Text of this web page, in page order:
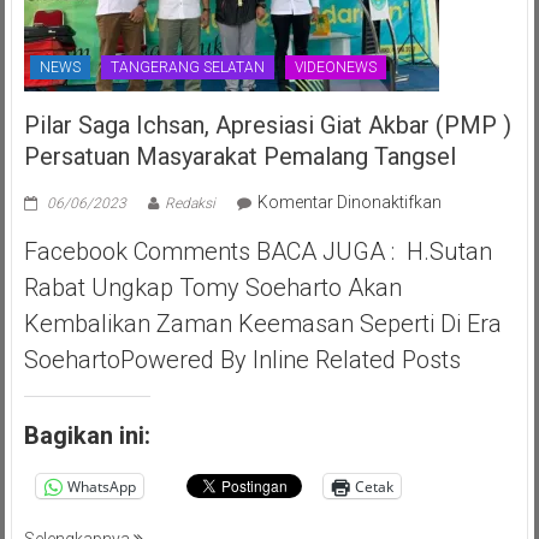
NEWS TANGERANG SELATAN VIDEONEWS
Pilar Saga Ichsan, Apresiasi Giat Akbar (PMP )
Persatuan Masyarakat Pemalang Tangsel
06/06/2023 Redaksi Komentar Dinonaktifkanpada
Saga
Giat
Akbar
Facebook Comments BACA JUGA : H.Sutan
Rabat Ungkap Tomy Soeharto Akan
Kembalikan Zaman Keemasan Seperti Di Era
SoehartoPowered By Inline Related Posts
Bagikan ini:
WhatsApp Cetak